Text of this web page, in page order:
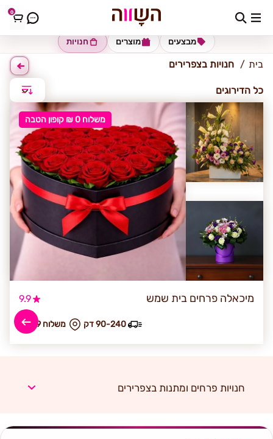
0 צפרירים
חנויות מוצרים מבצעים
בית חנויות בצפרירים
כל הדירוגים
משלוח 0 ₪ קופון הטבה
מיכאלה פרחים בית שמש 9.9
₪ משלוח 69 90-240 דק
חנויות פרחים ומתנות בצפרירים